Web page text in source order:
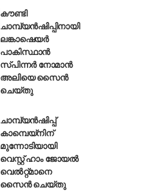
കൗണ്ടി
ചാമ്പ്യൻഷിപ്പിനായി
ലങ്കാഷെയർ
പാകിസ്ഥാൻ
സ്പിന്നർ നോമാൻ
അലിയെ സൈൻ
ചെയ്തു
ചാമ്പ്യൻഷിപ്പ്
കാമ്പെയ്‌നിന്
മുന്നോടിയായി
വെസ്റ്റ് ഹാം ജോയൽ
വെൽറ്റ്മാനെ
സൈൻ ചെയ്തു